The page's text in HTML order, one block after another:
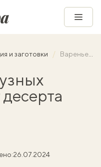
и заготовки Варенье из арбузных корок — рецепт десерта на зиму
26.07.2024